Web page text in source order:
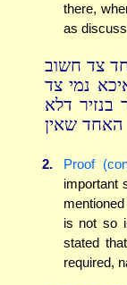
there,
as
חד צד חשוב
נמי צד
בנזיר דלא
האחד שאין
2. Proof
important
is not so
stated
required,